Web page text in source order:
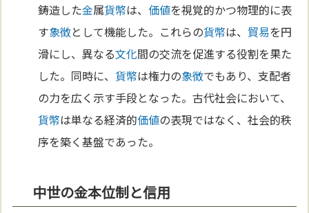
鋳造した金属貨幣は、 価値を視覚的かつ物理的に表
す象徴として機能した。これらの貨幣は、貿易を円
滑にし、異なる文化間の交流を促進する役割を果た
した。同時に、貨幣は権力の象徴でもあり、支配者
の力を広く示す手段となった。古代社会において、
貨幣は単なる経済的価値の表現ではなく、社会的秩
序を築く基盤であった。
中世の金本位制と信用